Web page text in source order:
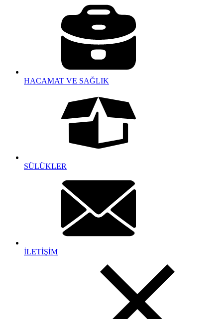
HACAMAT VE SAĞLIK
SÜLÜKLER
İLETİŞİM